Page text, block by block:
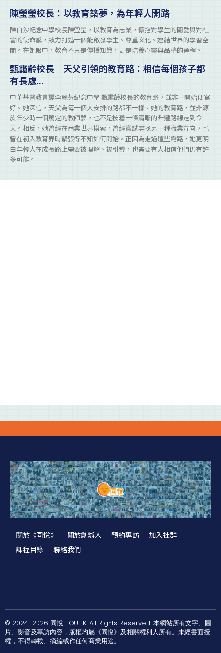
陳瑩瑩校長：以教育築夢，為年輕人開路
陳白沙紀念中學校長陳瑩瑩，以教育為志業，懷抱對學生的關愛與對社
會的使命感，致力打造一個能啟發學生、尊重文化、連結世界的學習空
間。在她眼中，教育不只是傳授知識，更是培養心靈與品格的過程。
甄靄齡校長｜天父引領的教育路：相信每個孩子都
有長處...
中華基督教會譚李麗芬紀念中學 甄靄齡校長的教育路，並非一開始便寫
好。她深信，天父為每一個人安排的路都不一樣。她的教育路，並非源
於年少時一個篤定的教師夢，也不是按着一條清晰的升遷路線走到今
天。相反，她曾經在商業世界摸索，曾經嘗試尋找另一種職業方向，也
曾在初入教育界時緊張得不知如何開始。正因為走過這些彎路，她更明
白年輕人在成長路上需要被理解、被引導，也需要有人相信他們仍有許
多可能。
關於《同悅》 關於創辦人 預約專訪
加入社群
課程目錄
聯絡我們
© 2024–2026 同悅 TOUHK. All Rights Reserved. 本網站所有文字、圖
片、影音及專訪內容，版權均屬《同悅》及相關權利人所有。未經書面授
權，不得轉載、摘編或作任何商業用途。